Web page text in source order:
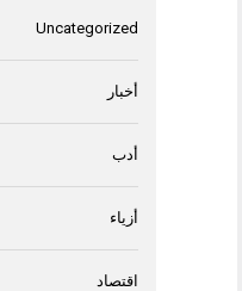
Uncategorized
أخبار
أدب
أزياء
اقتصاد